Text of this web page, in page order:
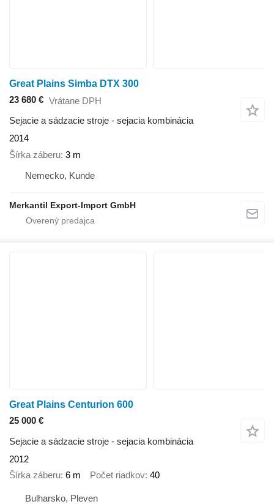
Great Plains Simba DTX 300
23 680 € Vrátane DPH
Sejacie a sádzacie stroje - sejacia kombinácia
2014
Šírka záberu 3 m
Nemecko, Kunde
Merkantil Export-Import GmbH
Great Plains Centurion 600
25 000 €
Sejacie a sádzacie stroje - sejacia kombinácia
2012
Šírka záberu 6 m Počet riadkov 40
Bulharsko, Pleven